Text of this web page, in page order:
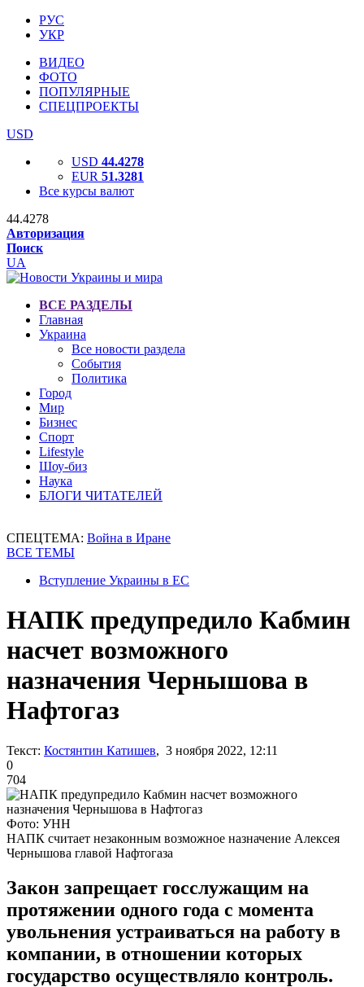
РУС
УКР
ВИДЕО
ФОТО
ПОПУЛЯРНЫЕ
СПЕЦПРОЕКТЫ
USD
USD 44.4278
EUR 51.3281
Все курсы валют
44.4278
Авторизация
Поиск
UA
ВСЕ РАЗДЕЛЫ
Главная
Украина
Все новости раздела
События
Политика
Город
Мир
Бизнес
Спорт
Lifestyle
Шоу-биз
Наука
БЛОГИ ЧИТАТЕЛЕЙ
СПЕЦТЕМА: Война в Иране
ВСЕ ТЕМЫ
Вступление Украины в ЕС
НАПК предупредило Кабмин
насчет возможного
назначения Чернышова в
Нафтогаз
Текст: Костянтин Катишев, 3 ноября 2022, 12:11
0
704
Фото: УНН
НАПК считает незаконным возможное назначение Алексея
Чернышова главой Нафтогаза
Закон запрещает госслужащим на
протяжении одного года с момента
увольнения устраиваться на работу в
компании, в отношении которых
государство осуществляло контроль.